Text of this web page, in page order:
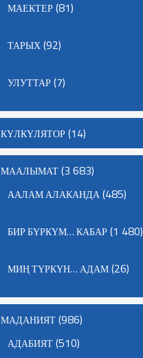
МАЕКТЕР(81)
ТАРЫХ(92)
УЛУТТАР(7)
КҮЛКҮЛЯТОР(14)
МААЛЫМАТ(3 683)
ААЛАМ АЛАКАНДА(485)
БИР БҮРКҮМ… КАБАР(1 480)
МИҢ ТҮРКҮН… АДАМ(26)
МАДАНИЯТ(986)
АДАБИЯТ(510)